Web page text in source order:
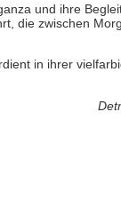
und ihre
die zwischen
in ihrer